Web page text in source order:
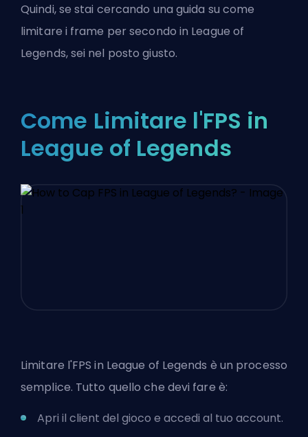
Quindi, se stai cercando una guida su come
limitare i frame per secondo in League of
Legends, sei nel posto giusto.
Come Limitare l'FPS in
League of Legends
Limitare l'FPS in League of Legends è un processo
semplice. Tutto quello che devi fare è:
Apri il client del gioco e accedi al tuo account.